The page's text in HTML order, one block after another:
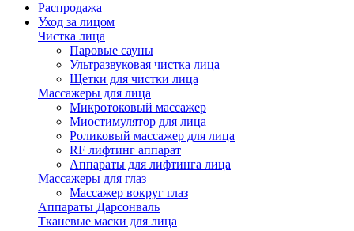
Распродажа
Уход за лицом
Чистка лица
Паровые сауны
Ультразвуковая чистка лица
Щетки для чистки лица
Массажеры для лица
Микротоковый массажер
Миостимулятор для лица
Роликовый массажер для лица
RF лифтинг аппарат
Аппараты для лифтинга лица
Массажеры для глаз
Массажер вокруг глаз
Аппараты Дарсонваль
Тканевые маски для лица